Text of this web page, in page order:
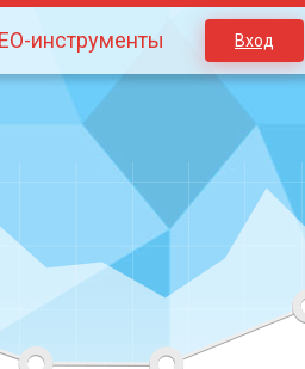
инструменты Вход